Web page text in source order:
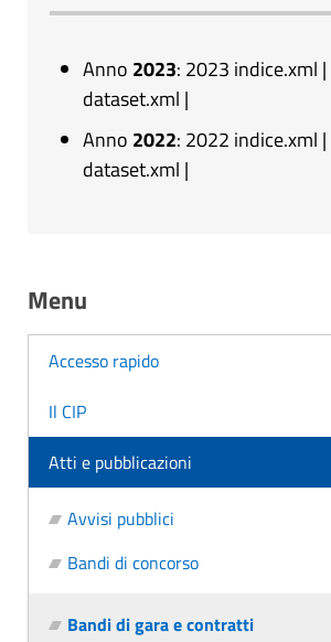
Anno 2023: 2023 indice.xml |
dataset.xml |
Anno 2022: 2022 indice.xml |
dataset.xml |
Menu
Accesso rapido
Il CIP
Atti e pubblicazioni
Avvisi pubblici
Bandi di concorso
Bandi di gara e contratti